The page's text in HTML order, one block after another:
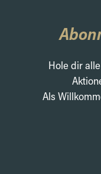
Hole dir
Als